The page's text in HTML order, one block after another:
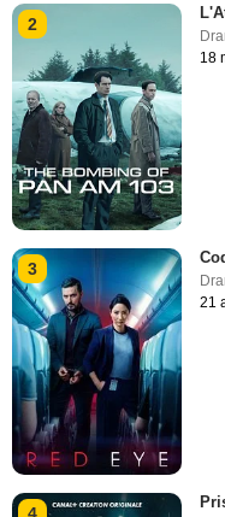
2
18
3
21